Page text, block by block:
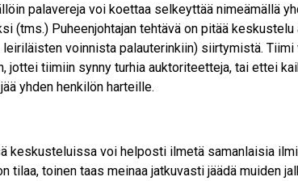
palavereja voi koettaa selkeyttää nimeämällä
(tms.) Puheenjohtajan tehtävä on pitää
voinnista palauterinkiin) siirtymistä. Tiimi
jottei tiimiin synny turhia auktoriteetteja, tai ettei
yhden henkilön harteille.
keskusteluissa voi helposti ilmetä samanlaisia
tilaa, toinen taas meinaa jatkuvasti jäädä muiden